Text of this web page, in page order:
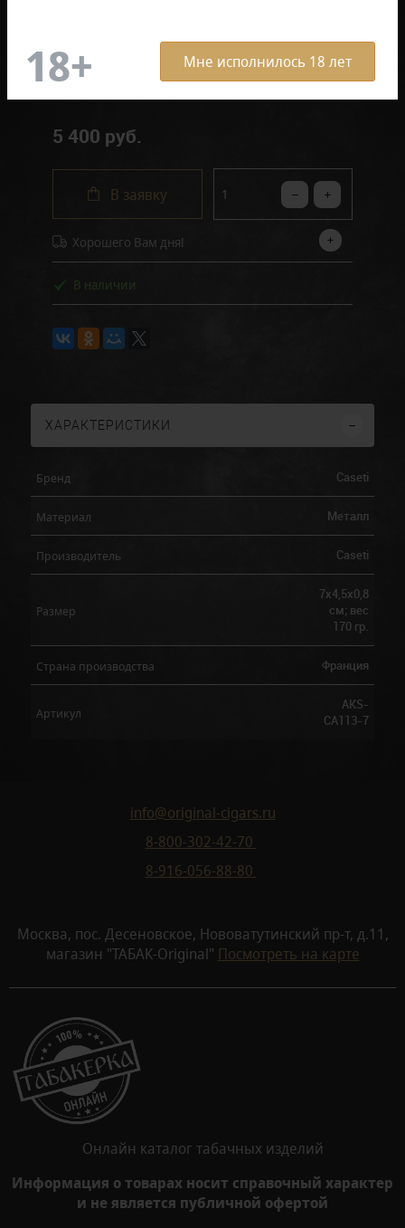
Мне исполнилось 18 лет
Отзывов: 0 Артикул:AKS-CA113-7
5 400 руб.
В заявку
Хорошего Вам дня!
В наличии
ХАРАКТЕРИСТИКИ
Бренд Caseti
Материал Металл
Производитель Caseti
Размер
7х4,5х0,8
см; вес
170 гр.
Страна производства Франция
Артикул
AKS-
CA113-7
info@original-cigars.ru
8-800-302-42-70
8-916-056-88-80
Москва, пос. Десеновское, Нововатутинский пр-т, д.11,
магазин "ТАБАК-Original" Посмотреть на карте
Онлайн каталог табачных изделий
Информация о товарах носит справочный характер
и не является публичной офертой